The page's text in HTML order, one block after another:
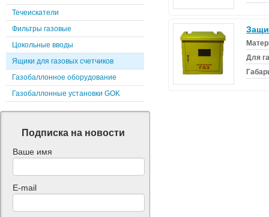
Для
Течеискатели
Фильтры газовые
Цокольные вводы
Ящики для газовых счетчиков
Газобаллонное оборудование
Газобаллонные установки GOK
Подписка на новости
Ваше имя
E-mail